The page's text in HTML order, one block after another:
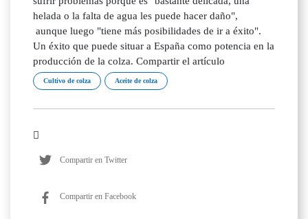
helada o la falta de agua les puede hacer daño",
aunque luego "tiene más posibilidades de ir a éxito".
Un éxito que puede situar a España como potencia en la
producción de la colza. Compartir el artículo
Cultivo de colza Aceite de colza
Compartir en Twitter
Compartir en Facebook